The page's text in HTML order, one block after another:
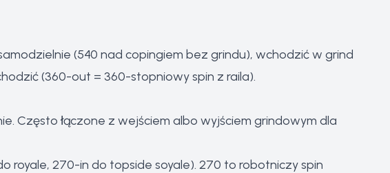
(540 nad copingiem bez grindu), wchodzić w grind
(360-out = 360-stopniowy spin z raila).
Często łączone z wejściem albo wyjściem grindowym dla
royale, 270-in do topside soyale). 270 to robotniczy spin